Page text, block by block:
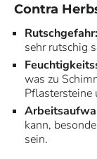
Contra
Rutschgefahr:
sehr rutschig
was zu
Pflastersteine
kann,
sein.